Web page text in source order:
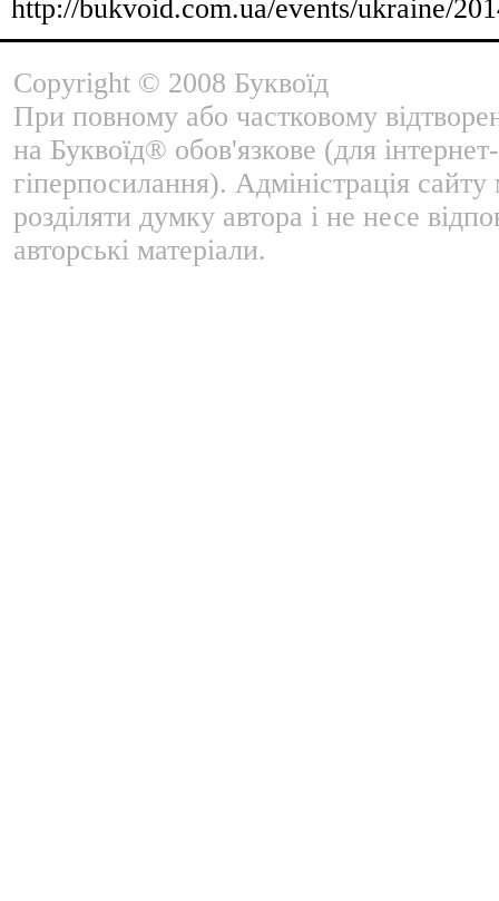
http://bukvoid.com.ua/events/ukraine/
Copyright © 2008 Буквоїд
При повному або частковому
на Буквоїд® обов'язкове (для
гіперпосилання). Адміністрація
розділяти думку автора і не несе
авторські матеріали.